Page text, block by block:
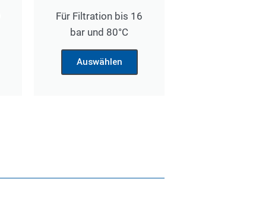
Für Filtration bis 16
bar und 80°C
Auswählen